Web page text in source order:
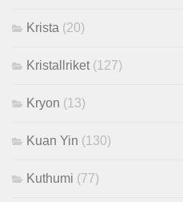
Krista (20)
Kristallriket (127)
Kryon (13)
Kuan Yin (130)
Kuthumi (77)